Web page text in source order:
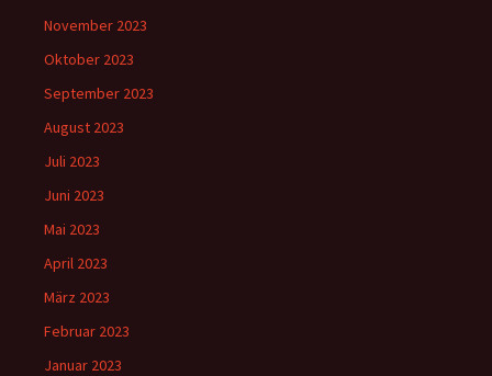
November 2023
Oktober 2023
September 2023
August 2023
Juli 2023
Juni 2023
Mai 2023
April 2023
März 2023
Februar 2023
Januar 2023